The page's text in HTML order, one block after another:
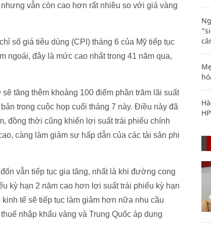
vẫn còn cao hơn rất nhiều so với giá vàng
số giá tiêu dùng (CPI) tháng 6 của Mỹ tiếp tục
ngoái, đây là mức cao nhất trong 41 năm qua,
tăng thêm khoảng 100 điểm phần trăm lãi suất
trong cuộc họp cuối tháng 7 này. Điều này đã
đồng thời cũng khiến lợi suất trái phiếu chính
càng làm giảm sự hấp dẫn của các tài sản phi
vẫn tiếp tục gia tăng, nhất là khi đường cong
kỳ hạn 2 năm cao hơn lợi suất trái phiếu kỳ hạn
tế sẽ tiếp tục làm giảm hơn nữa nhu cầu
nhập khẩu vàng và Trung Quốc áp dụng